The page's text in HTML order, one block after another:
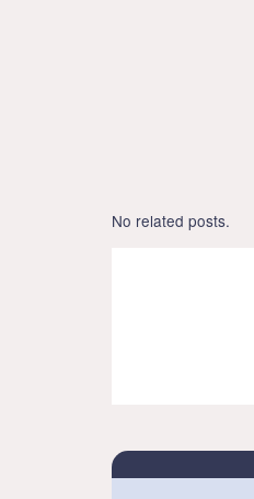
No related posts.